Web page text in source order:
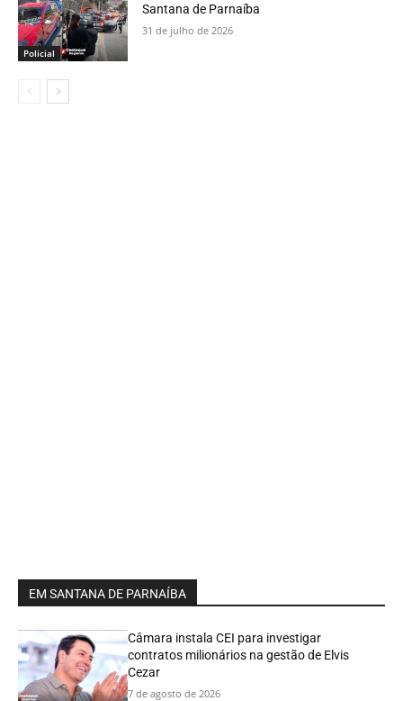
Policial
Santana de Parnaíba
31 de julho de 2026
EM SANTANA DE PARNAÍBA
Câmara instala CEI para investigar
contratos milionários na gestão de Elvis
Cezar
7 de agosto de 2026